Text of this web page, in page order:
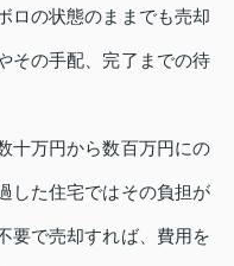
ロの状態のままでも売却
その手配、完了までの待
十万円から数百万円にの
した住宅ではその負担が
要で売却すれば、費用を